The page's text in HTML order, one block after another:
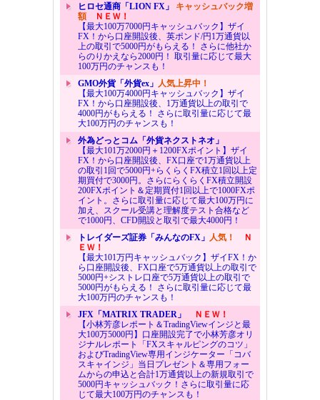
ヒロセ通商「LION FX」 キャッシュバック増
額ＮＥＷ！
【最大100万7000円キャッシュバック】ザイ
FX！から口座開設後、英ポンド/円1万通貨以
上の取引で5000円がもらえる！ さらに他社か
らのりかえなら2000円！ 取引量に応じて最大
100万円のチャンスも！
GMO外貨「外貨ex」 人気上昇中！
【最大100万4000円キャッシュバック】ザイ
FX！から口座開設後、1万通貨以上の取引で
4000円がもらえる！ さらに取引量に応じて最
大100万円のチャンスも！
外為どっとコム「外貨ネクストネオ」
【最大101万2000円＋1200FXポイント】ザイ
FX！から口座開設後、FX口座で1万通貨以上
の取引1回で5000円+らくらくFX積立1回以上定
期買付で3000円。さらにらくらくFX積立開設
200FXポイント＆定期買付1回以上で1000FXポ
イント。さらに取引量に応じて最大100万円に
加え、スクール受講と理解度テスト合格など
で1000円、CFD開設と取引で最大4000円！
トレイダーズ証券「みんなのFX」 人気！
Ｎ
ＥＷ！
【最大101万円キャッシュバック】ザイFX！か
ら口座開設後、FX口座で5万通貨以上の取引で
5000円+シストレ口座で5万通貨以上の取引で
5000円がもらえる！ さらに取引量に応じて最
大100万円のチャンスも！
JFX「MATRIX TRADER」
ＮＥＷ！
【小林芳彦レポート＆TradingViewインジと最
大100万5000円】口座開設完了で小林芳彦オリ
ジナルレポート「FXスキャルピングのコツ」
およびTradingView専用インジケーター「コバ
スキャインジ」当日プレゼント＆専用フォー
ムからの申込と合計1万通貨以上の新規取引で
5000円キャッシュバック！さらに取引量に応
じて最大100万円のチャンスも！